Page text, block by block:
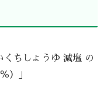
くちしょうゆ 減塩 の
）」